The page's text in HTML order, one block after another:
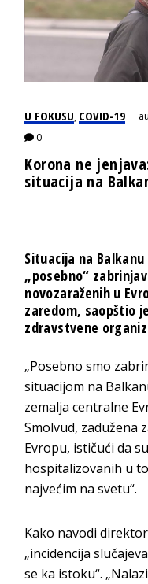
U FOKUSU, COVID-19
0
Korona ne
situacija na
Situacija na
„posebno“
novozaraženih u
zaredom, saopštio
zdravstvene
„Posebno smo
situacijom na
zemalja centralne
Smolvud, zadužena
Evropu, ističući da
hospitalizovanih u
najvećim na svetu“.
Kako navodi
„incidencija
se ka istoku“.